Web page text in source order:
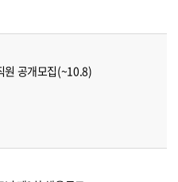
원 공개모집(~10.8)